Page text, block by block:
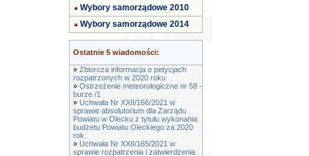
Wybory samorządowe 2010
Wybory samorządowe 2014
Ostatnie 5 wiadomości:
» Zbiorcza informacja o petycjach
rozpatrzonych w 2020 roku
» Ostrzeżenie meteorologiczne nr 58 -
burze /1
» Uchwała Nr XXII/166/2021 w
sprawie absolutorium dla Zarządu
Powiatu w Olecku z tytułu wykonania
budżetu Powiatu Oleckiego za 2020
rok.
» Uchwała Nr XXII/165/2021 w
sprawie rozpatrzenia i zatwierdzenia